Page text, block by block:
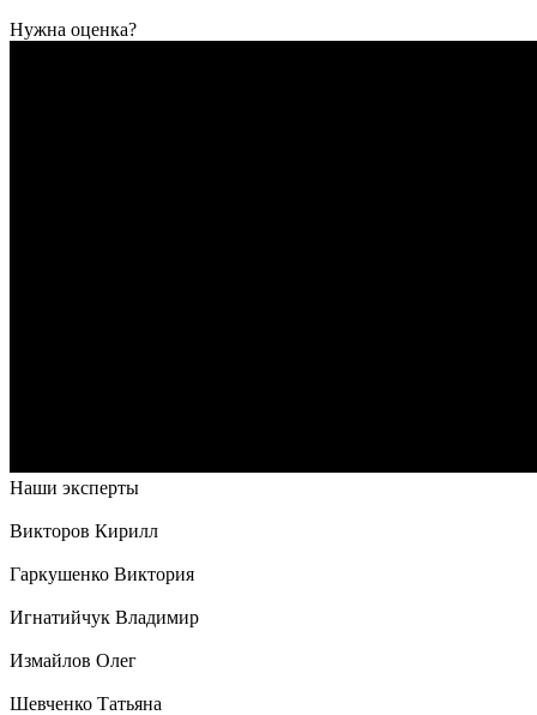
Нужна оценка?
Наши эксперты
Викторов Кирилл
Гаркушенко Виктория
Игнатийчук Владимир
Измайлов Олег
Шевченко Татьяна